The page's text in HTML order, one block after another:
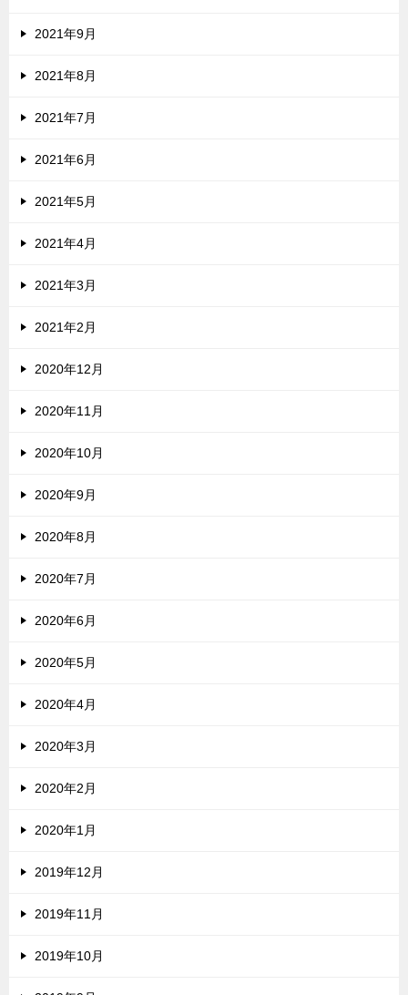
2021年9月
2021年8月
2021年7月
2021年6月
2021年5月
2021年4月
2021年3月
2021年2月
2020年12月
2020年11月
2020年10月
2020年9月
2020年8月
2020年7月
2020年6月
2020年5月
2020年4月
2020年3月
2020年2月
2020年1月
2019年12月
2019年11月
2019年10月